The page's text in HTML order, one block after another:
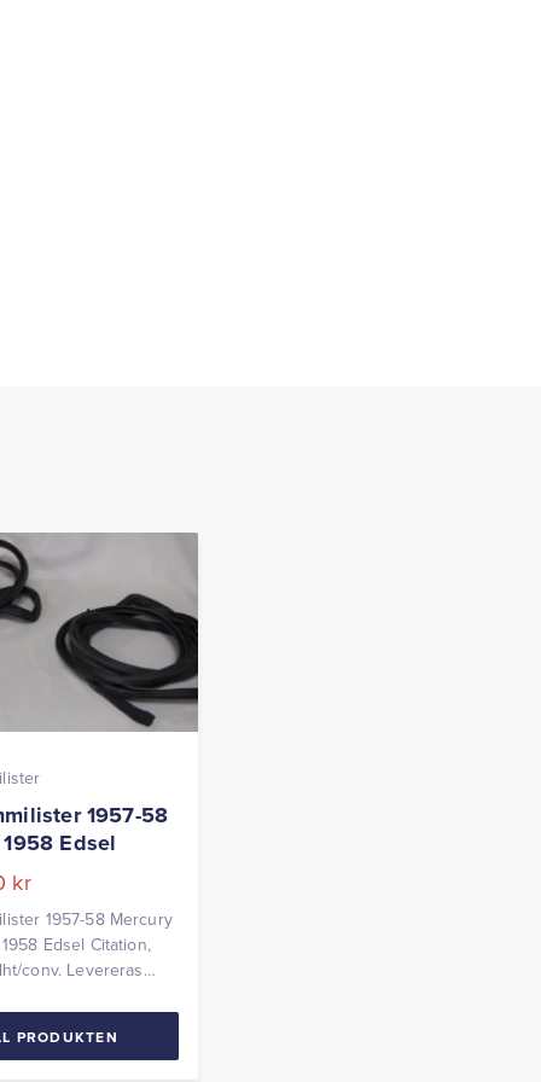
1957-58
Edsel
kr
1957-58 Mercury
Edsel Citation,
conv. Levereras
PRODUKTEN